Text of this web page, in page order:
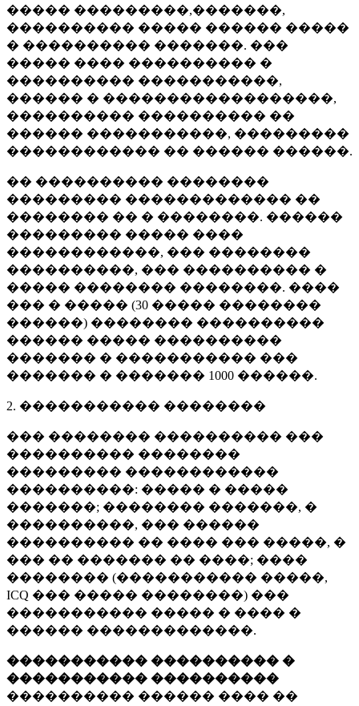
����� ���������,�������,
���������� ����� ������ �����
� ���������� �������. ���
����� ���� ���������� �
���������� �����������,
������ � ������������������,
���������� ���������� ��
������ �����������, ���������
������������ �� ������ ������.
�� ���������� ��������
��������� ������������� ��
�������� �� � ��������. ������
��������� ����� ����
������������, ��� ��������
����������, ��� ���������� �
����� �������� ��������. ����
��� � ����� (30 ����� ��������
������) �������� ����������
������ ����� ����������
������� � ����������� ���
������� � ������� 1000 ������.
2. ����������� ��������
��� �������� ���������� ���
���������� ��������
��������� ������������
����������: ����� � �����
�������; �������� �������, �
����������, ��� ������
���������� �� ���� ��� �����, �
��� �� ������� �� ����; ����
�������� (����������� �����,
ICQ ��� ����� ��������) ���
����������� ����� � ���� �
������ �������������.
����������� ���������� �
����������� ����������
���������� ������ ���� ��